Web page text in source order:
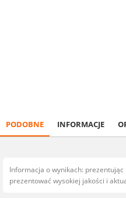
PODOBNE INFORMACJE
Informacja o wynikach:
prezentować wysokiej jakości i